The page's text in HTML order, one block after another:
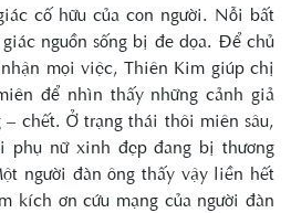
cố hữu của con người. Nỗi bất
nguồn sống bị đe dọa. Để chủ
mọi việc, Thiên Kim giúp chị
để nhìn thấy những cảnh giả
chết. Ở trạng thái thôi miên sâu,
phụ nữ xinh đẹp đang bị thương
người đàn ông thấy vậy liền hết
kích ơn cứu mạng của người đàn